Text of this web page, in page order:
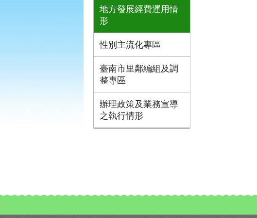
地方發展經費運用情
形
性別主流化專區
臺南市里鄰編組及調
整專區
辦理政策及業務宣導
之執行情形
:::